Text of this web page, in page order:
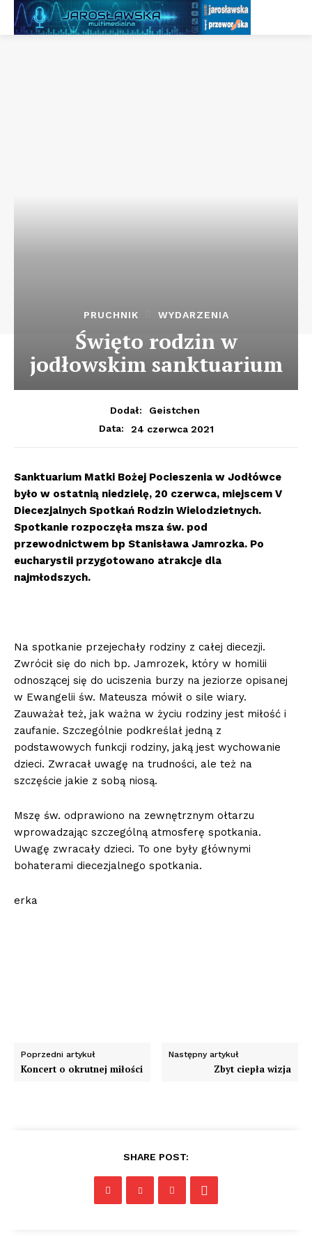
PRUCHNIK WYDARZENIA
Święto rodzin w
jodłowskim sanktuarium
Dodał:
Geistchen
Data:
24 czerwca 2021
Sanktuarium Matki Bożej Pocieszenia w Jodłówce
było w ostatnią niedzielę, 20 czerwca, miejscem V
Diecezjalnych Spotkań Rodzin Wielodzietnych.
Spotkanie rozpoczęła msza św. pod
przewodnictwem bp Stanisława Jamrozka. Po
eucharystii przygotowano atrakcje dla
najmłodszych.
Na spotkanie przejechały rodziny z całej diecezji.
Zwrócił się do nich bp. Jamrozek, który w homilii
odnoszącej się do uciszenia burzy na jeziorze opisanej
w Ewangelii św. Mateusza mówił o sile wiary.
Zauważał też, jak ważna w życiu rodziny jest miłość i
zaufanie. Szczególnie podkreślał jedną z
podstawowych funkcji rodziny, jaką jest wychowanie
dzieci. Zwracał uwagę na trudności, ale też na
szczęście jakie z sobą niosą.
Mszę św. odprawiono na zewnętrznym ołtarzu
wprowadzając szczególną atmosferę spotkania.
Uwagę zwracały dzieci. To one były głównymi
bohaterami diecezjalnego spotkania.
erka
Poprzedni artykuł
Koncert o okrutnej miłości
Następny artykuł
Zbyt ciepła wizja
SHARE POST: